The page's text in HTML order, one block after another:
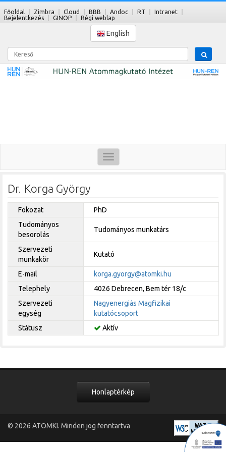
Főoldal Zimbra Cloud BBB Andoc RT
Intranet
Bejelentkezés
GINOP Régi weblap
English
Kereső
Toggle
navigation
Dr. Korga György
Fokozat
PhD
Tudományos
besorolás
Tudományos munkatárs
Szervezeti
munkakör
Kutató
E-mail
korga.gyorgy@atomki.hu
Telephely
4026 Debrecen, Bem tér 18/c
Szervezeti
egység
Nagyenergiás Magfizikai
kutatócsoport
Státusz
Aktív
Honlaptérkép
© 2026 ATOMKI. Minden jog fenntartva